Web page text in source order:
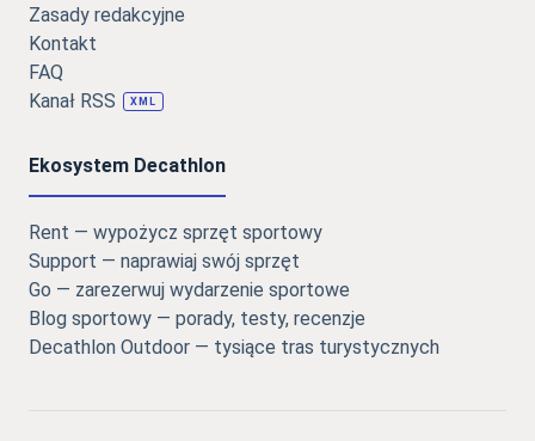
Zasady redakcyjne
Kontakt
FAQ
Kanał RSS
XML
Ekosystem Decathlon
Rent — wypożycz sprzęt sportowy
Support — naprawiaj swój sprzęt
Go — zarezerwuj wydarzenie sportowe
Blog sportowy — porady, testy, recenzje
Decathlon Outdoor — tysiące tras turystycznych